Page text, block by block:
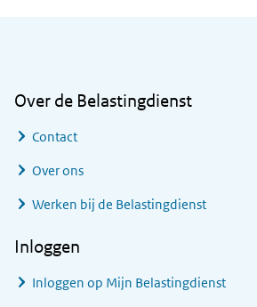
Over de Belastingdienst
Contact
Over ons
Werken bij de Belastingdienst
Inloggen
Inloggen op Mijn Belastingdienst